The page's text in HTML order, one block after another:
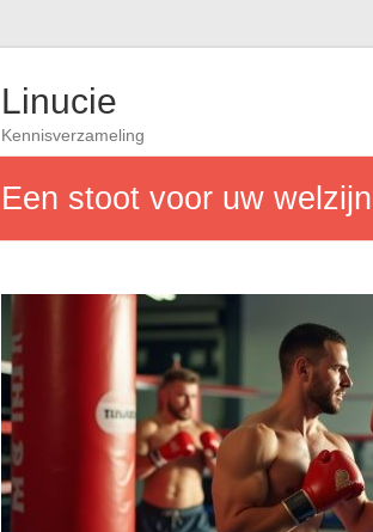
Linucie
Kennisverzameling
Een stoot voor uw